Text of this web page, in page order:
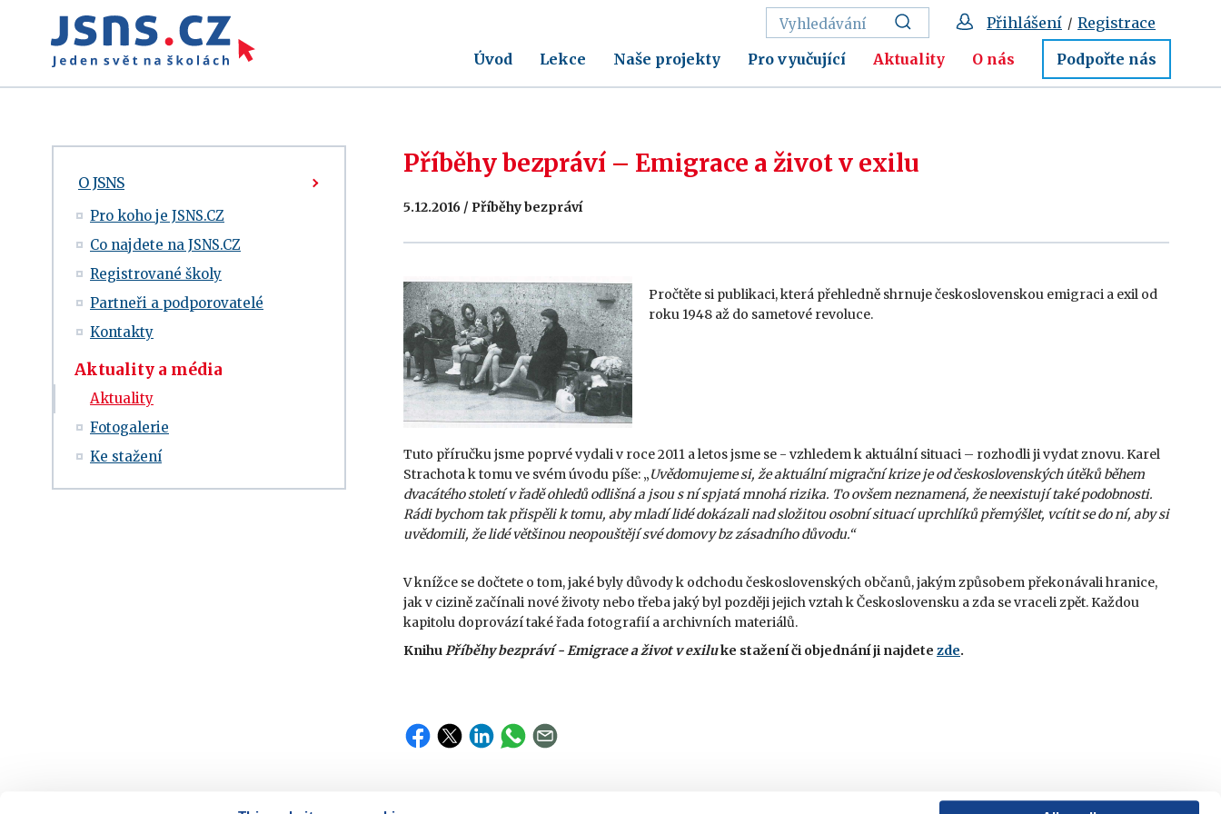
Úvod Lekce Naše projekty Pro vyučující Aktuality O nás Podpořte nás
Přihlášení / Registrace
O JSNS
Pro koho je JSNS.CZ
Co najdete na JSNS.CZ
Registrované školy
Partneři a podporovatelé
Kontakty
Aktuality a média
Aktuality
Fotogalerie
Ke stažení
Příběhy bezpráví – Emigrace a život v exilu
5.12.2016 / Příběhy bezpráví
Pročtěte si publikaci, která přehledně shrnuje československou emigraci a exil od
roku 1948 až do sametové revoluce.
Tuto příručku jsme poprvé vydali v roce 2011 a letos jsme se - vzhledem k aktuální situaci – rozhodli ji vydat znovu. Karel
Strachota k tomu ve svém úvodu píše: „Uvědomujeme si, že aktuální migrační krize je od československých útěků během
dvacátého století v řadě ohledů odlišná a jsou s ní spjatá mnohá rizika. To ovšem neznamená, že neexistují také podobnosti.
Rádi bychom tak přispěli k tomu, aby mladí lidé dokázali nad složitou osobní situací uprchlíků přemýšlet, vcítit se do ní, aby si
uvědomili, že lidé většinou neopouštějí své domovy bz zásadního důvodu.“
V knížce se dočtete o tom, jaké byly důvody k odchodu československých občanů, jakým způsobem překonávali hranice,
jak v cizině začínali nové životy nebo třeba jaký byl později jejich vztah k Československu a zda se vraceli zpět. Každou
kapitolu doprovází také řada fotografií a archivních materiálů.
KnihuPříběhy bezpráví - Emigrace a život v exiluke stažení či objednání ji najdete zde.